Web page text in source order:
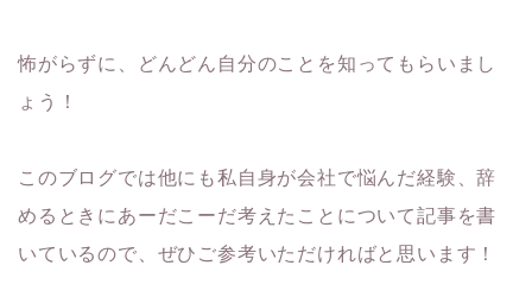
怖がらずに、どんどん自分のことを知ってもらいまし
ょう！
このブログでは他にも私自身が会社で悩んだ経験、辞
めるときにあーだこーだ考えたことについて記事を書
いているので、ぜひご参考いただければと思います！